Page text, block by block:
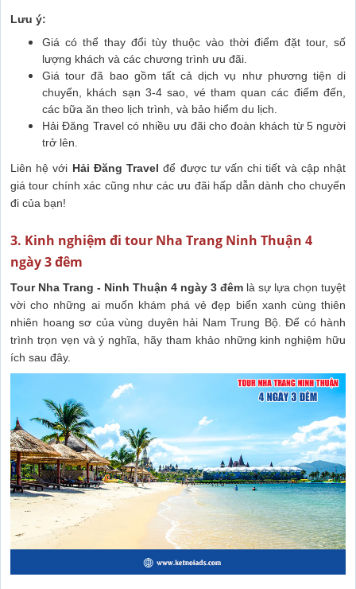
Lưu ý:
Giá có thể thay đổi tùy thuộc vào thời điểm đặt tour, số
lượng khách và các chương trình ưu đãi.
Giá tour đã bao gồm tất cả dịch vụ như phương tiện di
chuyển, khách sạn 3-4 sao, vé tham quan các điểm đến,
các bữa ăn theo lịch trình, và bảo hiểm du lịch.
Hải Đăng Travel có nhiều ưu đãi cho đoàn khách từ 5 người
trở lên.
Liên hệ với Hải Đăng Travel để được tư vấn chi tiết và cập nhật
giá tour chính xác cũng như các ưu đãi hấp dẫn dành cho chuyến
đi của bạn!
3. Kinh nghiệm đi tour Nha Trang Ninh Thuận 4
ngày 3 đêm
Tour Nha Trang - Ninh Thuận 4 ngày 3 đêm là sự lựa chọn tuyệt
vời cho những ai muốn khám phá vẻ đẹp biển xanh cùng thiên
nhiên hoang sơ của vùng duyên hải Nam Trung Bộ. Để có hành
trình trọn vẹn và ý nghĩa, hãy tham khảo những kinh nghiệm hữu
ích sau đây.